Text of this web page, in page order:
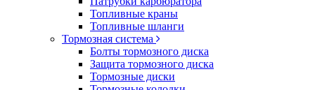
Топливные краны
Топливные шланги
Тормозная система
Болты тормозного диска
Защита тормозного диска
Тормозные диски